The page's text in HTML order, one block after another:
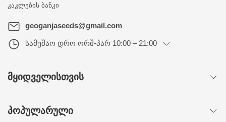
კაკლების ბანკი
geoganjaseeds@gmail.com
სამუშაო დრო ორშ-პარ 10:00 – 21:00
ᲛᲧᲘᲓᲕᲔᲚᲘᲡᲗᲕᲘᲡ
ᲞᲝᲞᲣᲚᲐᲠᲣᲚᲘ